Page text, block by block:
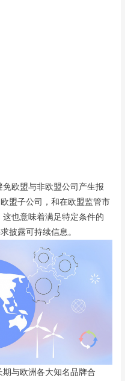
欧盟与非欧盟公司产生报
盟子公司，和在欧盟监管市
也意味着满足特定条件的
披露可持续信息。
与欧洲各大知名品牌合